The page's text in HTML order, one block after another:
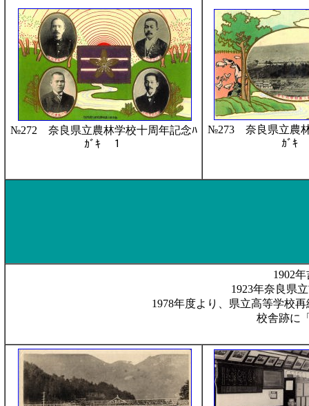
№272 奈良県立農林学校十周年記念ﾊ
ｶﾞｷ １
№273 奈良県立農
ｶﾞ
1902
1923年奈良県
1978年度より、県立高等学校
校舎跡に